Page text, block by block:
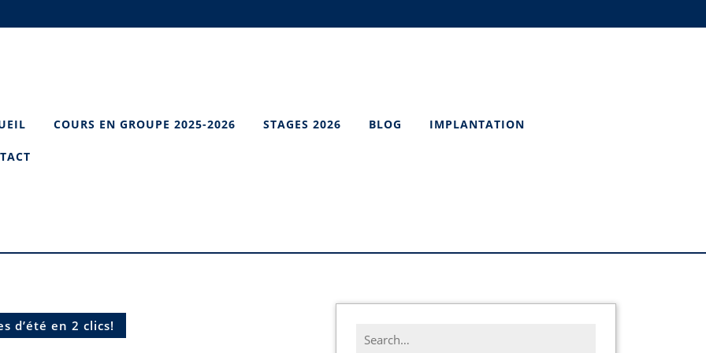
COURS EN GROUPE 2025-2026 STAGES 2026 BLOG IMPLANTATION
d’été en 2 clics!
Search
for: